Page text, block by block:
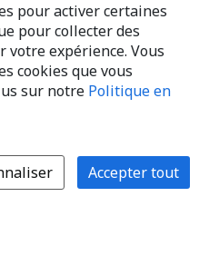
pour activer certaines
pour collecter des
expérience. Vous
cookies que vous
sur notre Politique en
Accepter tout